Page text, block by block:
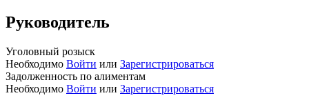
Руководитель
Уголовный розыск
Необходимо Войти или Зарегистрироваться
Задолженность по алиментам
Необходимо Войти или Зарегистрироваться